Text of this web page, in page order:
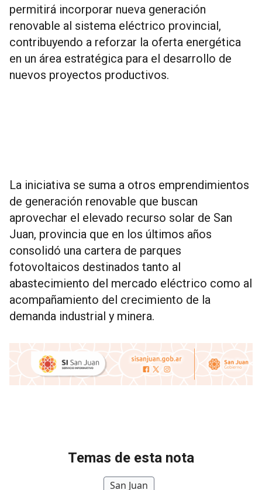
permitirá incorporar nueva generación
renovable al sistema eléctrico provincial,
contribuyendo a reforzar la oferta energética
en un área estratégica para el desarrollo de
nuevos proyectos productivos.
La iniciativa se suma a otros emprendimientos
de generación renovable que buscan
aprovechar el elevado recurso solar de San
Juan, provincia que en los últimos años
consolidó una cartera de parques
fotovoltaicos destinados tanto al
abastecimiento del mercado eléctrico como al
acompañamiento del crecimiento de la
demanda industrial y minera.
Temas de esta nota
San Juan